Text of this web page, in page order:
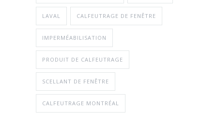
LAVAL CALFEUTRAGE DE FENÊTRE
IMPERMÉABILISATION
PRODUIT DE CALFEUTRAGE
SCELLANT DE FENÊTRE
CALFEUTRAGE MONTRÉAL